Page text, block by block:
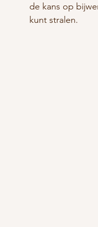
de kans op
kunt stralen.